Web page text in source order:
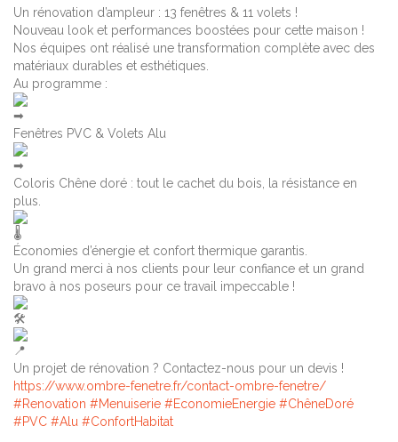
Un rénovation d’ampleur : 13 fenêtres & 11 volets !
Nouveau look et performances boostées pour cette maison !
Nos équipes ont réalisé une transformation complète avec des
matériaux durables et esthétiques.
Au programme :
Fenêtres PVC & Volets Alu
Coloris Chêne doré : tout le cachet du bois, la résistance en
plus.
Économies d’énergie et confort thermique garantis.
Un grand merci à nos clients pour leur confiance et un grand
bravo à nos poseurs pour ce travail impeccable !
Un projet de rénovation ? Contactez-nous pour un devis !
https://www.ombre-fenetre.fr/contact-ombre-fenetre/
#Renovation #Menuiserie #EconomieEnergie #ChêneDoré
#PVC #Alu #ConfortHabitat